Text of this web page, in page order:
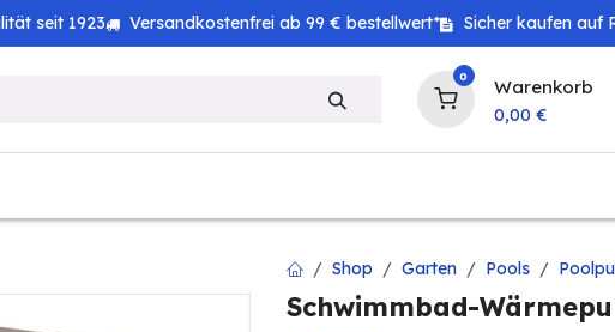
seit 1923 Versandkostenfrei ab 99 € bestellwert* Sicher kaufen auf
0 Warenkorb
0,00 €
Shop Garten Pools
Schwimmbad-